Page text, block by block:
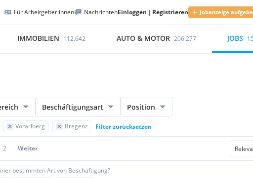
Für Arbeitgeber:innen NachrichtenEinloggen | Registrieren Jobanzeige
IMMOBILIEN 112.642 AUTO & MOTOR 206.277 JOBS
Beschäftigungsart Position
Vorarlberg Bregenz Filter zurücksetzen
2 Weiter
bestimmten Art von Beschäftigung?